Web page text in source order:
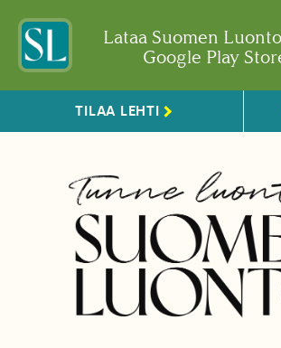
Lataa Suomen
Google Play
TILAA LEHTI